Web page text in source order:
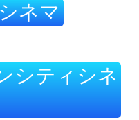
ネマ
シティシネ